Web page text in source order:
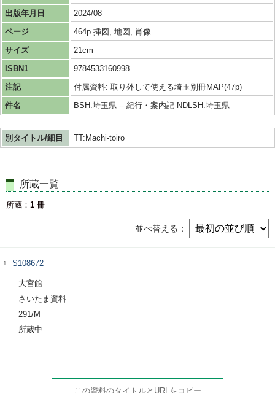
出版年月日
2024/08
ページ
464p 挿図, 地図, 肖像
サイズ
21cm
ISBN1
9784533160998
注記
付属資料: 取り外して使える埼玉別冊MAP(47p)
件名
BSH:埼玉県 -- 紀行・案内記 NDLSH:埼玉県
別タイトル/細目 TT:Machi-toiro
所蔵一覧
所蔵 1 冊
並べ替える
1 S108672
大宮館
さいたま資料
291/M
所蔵中
この資料のタイトルとURLをコピー